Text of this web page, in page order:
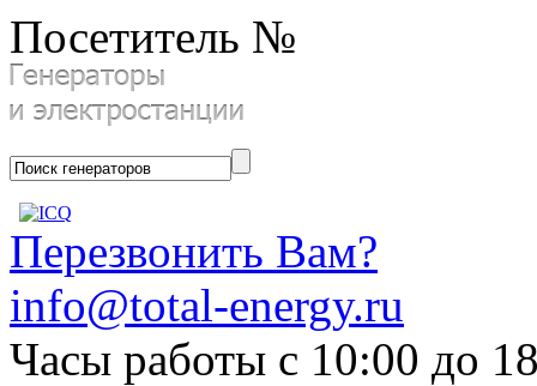
Посетитель №
Перезвонить Вам?
info@total-energy.ru
Часы работы с 10:00 до